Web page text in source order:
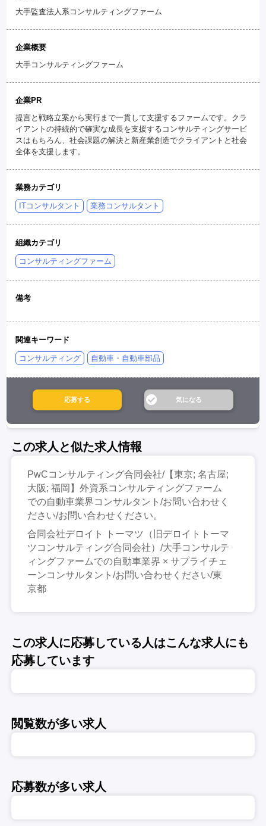
大手監査法人系コンサルティングファーム
企業概要
大手コンサルティングファーム
企業PR
提言と戦略立案から実行まで一貫して支援するファームです。クラ
イアントの持続的で確実な成長を支援するコンサルティングサービ
スはもちろん、社会課題の解決と新産業創造でクライアントと社会
全体を支援します。
業務カテゴリ
ITコンサルタント 業務コンサルタント
組織カテゴリ
コンサルティングファーム
備考
関連キーワード
コンサルティング 自動車・自動車部品
この求人と似た求人情報
PwCコンサルティング合同会社/【東京; 名古屋;
大阪; 福岡】外資系コンサルティングファーム
での自動車業界コンサルタント/お問い合わせく
ださい/お問い合わせください。
合同会社デロイト トーマツ（旧デロイトトーマ
ツコンサルティング合同会社）/大手コンサルテ
ィングファームでの自動車業界 × サプライチェ
ーンコンサルタント/お問い合わせください/東
京都
この求人に応募している人はこんな求人にも
応募しています
閲覧数が多い求人
応募数が多い求人